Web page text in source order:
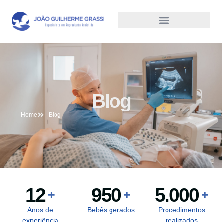
Blog
Home Blog
12 +
Anos de
experiência
950 +
Bebês gerados
5.000 +
Procedimentos
realizados